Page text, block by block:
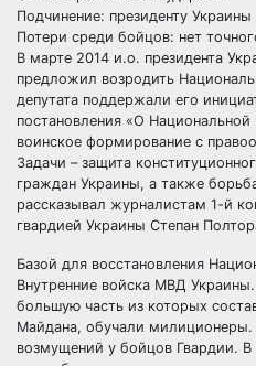
Подчинение: президенту Украины
Потери среди бойцов: нет
В марте 2014 и.о. президента
предложил возродить
депутата поддержали его
постановления «О
воинское формирование с
Задачи – защита
граждан Украины, а также
рассказывал журналистам 1-й
гвардией Украины Степан
Базой для восстановления
Внутренние войска МВД
большую часть из которых
Майдана, обучали милиционеры.
возмущений у бойцов Гвардии. В